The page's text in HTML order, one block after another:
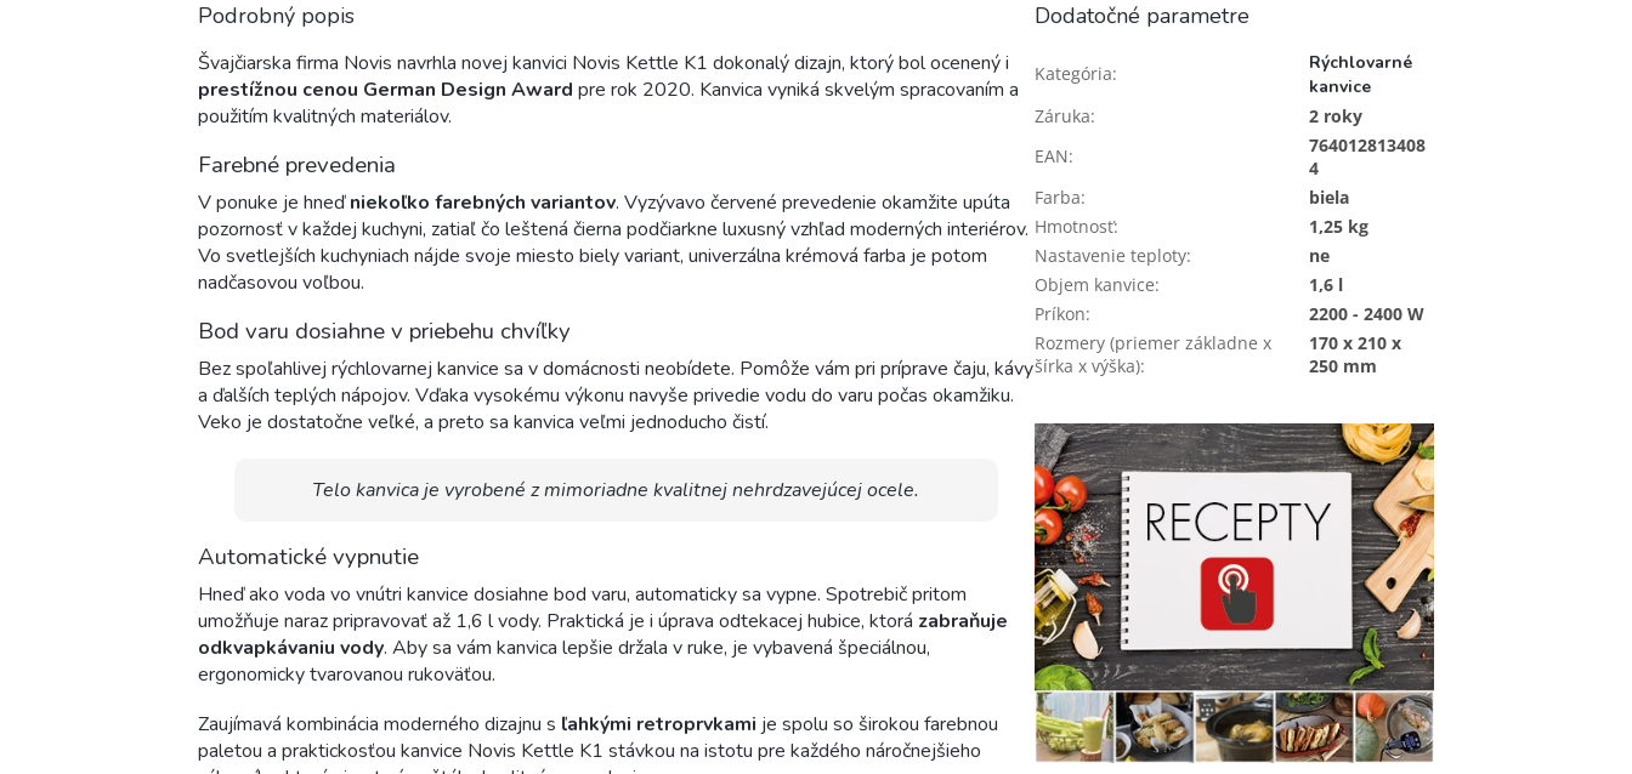
Podrobný popis
Švajčiarska firma Novis navrhla novej kanvici Novis Kettle K1 dokonalý dizajn, ktorý bol ocenený i
prestížnou cenou German Design Award pre rok 2020. Kanvica vyniká skvelým spracovaním a
použitím kvalitných materiálov.
Farebné prevedenia
V ponuke je hneďniekoľko farebných variantov. Vyzývavo červené prevedenie okamžite upúta
pozornosť v každej kuchyni, zatiaľ čo leštená čierna podčiarkne luxusný vzhľad moderných interiérov.
Vo svetlejších kuchyniach nájde svoje miesto biely variant, univerzálna krémová farba je potom
nadčasovou voľbou.
Bod varu dosiahne v priebehu chvíľky
Bez spoľahlivej rýchlovarnej kanvice sa v domácnosti neobídete. Pomôže vám pri príprave čaju, kávy
a ďalších teplých nápojov. Vďaka vysokému výkonu navyše privedie vodu do varu počas okamžiku.
Veko je dostatočne veľké, a preto sa kanvica veľmi jednoducho čistí.
Telo kanvica je vyrobené z mimoriadne kvalitnej nehrdzavejúcej ocele.
Automatické vypnutie
Hneď ako voda vo vnútri kanvice dosiahne bod varu, automaticky sa vypne. Spotrebič pritom
umožňuje naraz pripravovať až 1,6 l vody. Praktická je i úprava odtekacej hubice, ktorá zabraňuje
odkvapkávaniu vody. Aby sa vám kanvica lepšie držala v ruke, je vybavená špeciálnou,
ergonomicky tvarovanou rukoväťou.
Zaujímavá kombinácia moderného dizajnu s ľahkými retroprvkami je spolu so širokou farebnou
paletou a praktickosťou kanvice Novis Kettle K1 stávkou na istotu pre každého náročnejšieho
Dodatočné parametre
Kategória:
Rýchlovarné
kanvice
Záruka:
2 roky
EAN:
764012813408
4
Farba:
biela
Hmotnosť:
1,25 kg
Nastavenie teploty:
ne
Objem kanvice:
1,6 l
Príkon:
2200 - 2400 W
Rozmery (priemer základne x
šírka x výška):
170 x 210 x
250 mm